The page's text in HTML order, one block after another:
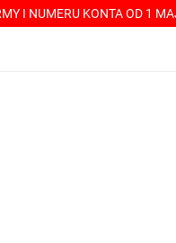
I NUMERU KONTA OD 1
-----> CHCESZ Z NAMI